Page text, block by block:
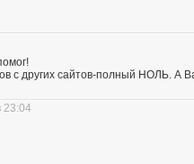
с других сайтов-полный НОЛЬ. А
23:04